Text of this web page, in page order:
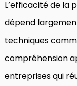
L’efficacité de la
dépend
techniques
compréhension
entreprises qui